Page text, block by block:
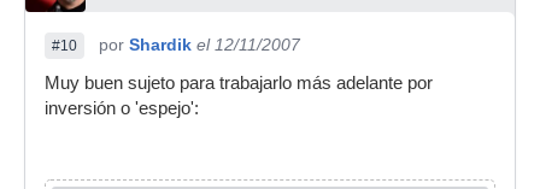
#10 por Shardik el 12/11/2007
Muy buen sujeto para trabajarlo más adelante por
inversión o 'espejo':